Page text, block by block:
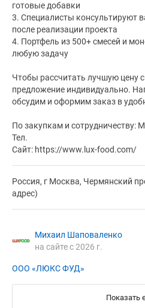
готовые добавки
3. Специалисты консультируют
после реализации проекта
4. Портфель из 500+ смесей и
любую задачу
Чтобы рассчитать лучшую цену
предложение индивидуально.
обсудим и оформим заказ в
По закупкам и
Тел.
Сайт: https://www.lux-food.com/
Россия, г Москва, Чермянский
адрес)
Михаил Шаповаленко
на сайте с 2026 г.
ООО «ЛЮКС ФУД»
Показать